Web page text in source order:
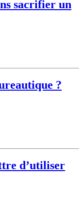
sacrifier un
?
d’utiliser